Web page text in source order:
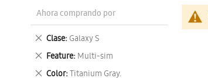
Ahora comprando por
Clase Galaxy S
Eliminar
este
artículo
Feature Multi-sim
Eliminar
este
Color Titanium Gray.
Eliminar